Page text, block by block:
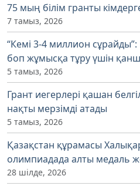
75 мың білім гранты
7 тамыз, 2026
“Кемі 3-4 миллион
боп жұмысқа тұру үшін
5 тамыз, 2026
Грант иегерлері қашан
нақты мерзімді атады
5 тамыз, 2026
Қазақстан құрамасы
олимпиадада алты медаль
28 шілде, 2026